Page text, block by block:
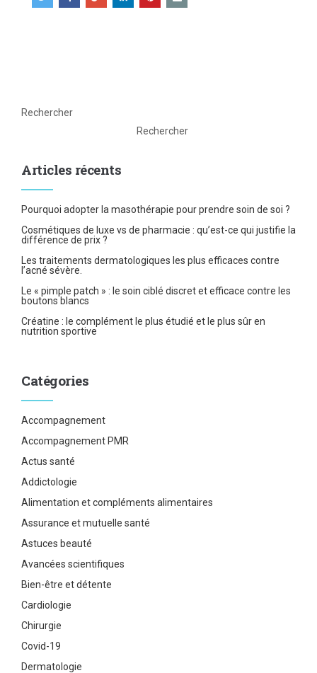
Rechercher
Rechercher
Articles récents
Pourquoi adopter la masothérapie pour prendre soin de soi ?
Cosmétiques de luxe vs de pharmacie : qu’est-ce qui justifie la
différence de prix ?
Les traitements dermatologiques les plus efficaces contre
l’acné sévère.
Le « pimple patch » : le soin ciblé discret et efficace contre les
boutons blancs
Créatine : le complément le plus étudié et le plus sûr en
nutrition sportive
Catégories
Accompagnement
Accompagnement PMR
Actus santé
Addictologie
Alimentation et compléments alimentaires
Assurance et mutuelle santé
Astuces beauté
Avancées scientifiques
Bien-être et détente
Cardiologie
Chirurgie
Covid-19
Dermatologie